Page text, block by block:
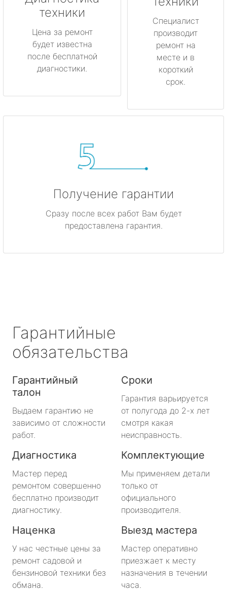
техники
Цена за ремонт
будет известна
после бесплатной
диагностики.
Специалист
производит
ремонт на
месте и в
короткий
срок.
Получение гарантии
Сразу после всех работ Вам будет
предоставлена гарантия.
Гарантийные
обязательства
Гарантийный
талон
Выдаем гарантию не
зависимо от сложности
работ.
Сроки
Гарантия варьируется
от полугода до 2-х лет
смотря какая
неисправность.
Диагностика
Мастер перед
ремонтом совершенно
бесплатно производит
диагностику.
Комплектующие
Мы применяем детали
только от
официального
производителя.
Наценка
У нас честные цены за
ремонт садовой и
бензиновой техники без
обмана.
Выезд мастера
Мастер оперативно
приезжает к месту
назначения в течении
часа.